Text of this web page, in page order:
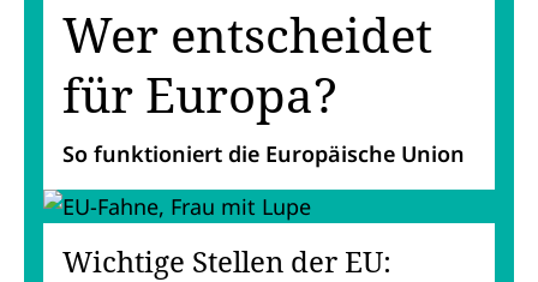
Wer entscheidet
für Europa?
So funktioniert die Europäische Union
Wichtige Stellen der EU: